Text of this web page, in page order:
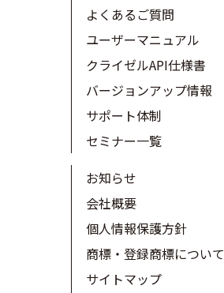
よくあるご質問
ユーザーマニュアル
クライゼルAPI仕様書
バージョンアップ情報
サポート体制
セミナー一覧
お知らせ
会社概要
個人情報保護方針
商標・登録商標について
サイトマップ